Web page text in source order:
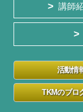
講師
活動情
TKMのブロ